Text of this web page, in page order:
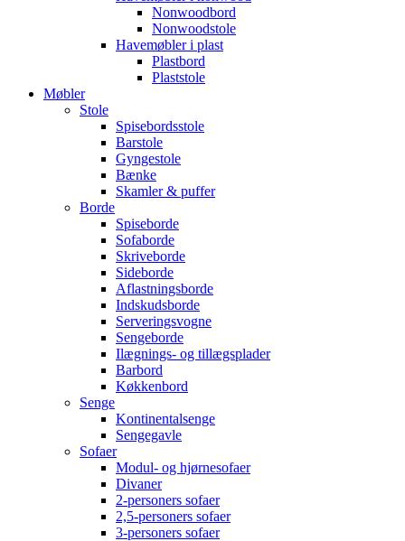
Nonwoodbord
Nonwoodstole
Havemøbler i plast
Plastbord
Plaststole
Møbler
Stole
Spisebordsstole
Barstole
Gyngestole
Bænke
Skamler & puffer
Borde
Spiseborde
Sofaborde
Skriveborde
Sideborde
Aflastningsborde
Indskudsborde
Serveringsvogne
Sengeborde
Ilægnings- og tillægsplader
Barbord
Køkkenbord
Senge
Kontinentalsenge
Sengegavle
Sofaer
Modul- og hjørnesofaer
Divaner
2-personers sofaer
2,5-personers sofaer
3-personers sofaer